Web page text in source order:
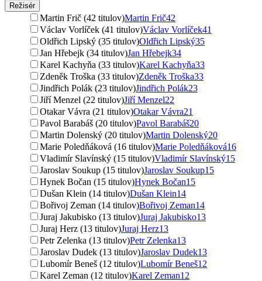
Režisér
Martin Frič (42 titulov)Martin Frič42
Václav Vorlíček (41 titulov)Václav Vorlíček41
Oldřich Lipský (35 titulov)Oldřich Lipský35
Jan Hřebejk (34 titulov)Jan Hřebejk34
Karel Kachyňa (33 titulov)Karel Kachyňa33
Zdeněk Troška (33 titulov)Zdeněk Troška33
Jindřich Polák (23 titulov)Jindřich Polák23
Jiří Menzel (22 titulov)Jiří Menzel22
Otakar Vávra (21 titulov)Otakar Vávra21
Pavol Barabáš (20 titulov)Pavol Barabáš20
Martin Dolenský (20 titulov)Martin Dolenský20
Marie Poledňáková (16 titulov)Marie Poledňáková16
Vladimír Slavínský (15 titulov)Vladimír Slavínský15
Jaroslav Soukup (15 titulov)Jaroslav Soukup15
Hynek Bočan (15 titulov)Hynek Bočan15
Dušan Klein (14 titulov)Dušan Klein14
Bořivoj Zeman (14 titulov)Bořivoj Zeman14
Juraj Jakubisko (13 titulov)Juraj Jakubisko13
Juraj Herz (13 titulov)Juraj Herz13
Petr Zelenka (13 titulov)Petr Zelenka13
Jaroslav Dudek (13 titulov)Jaroslav Dudek13
Lubomír Beneš (12 titulov)Lubomír Beneš12
Karel Zeman (12 titulov)Karel Zeman12